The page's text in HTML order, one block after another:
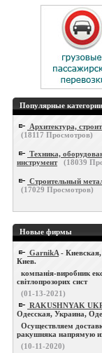
Популярные категории
Архитектура,
(18117 Просмотров)
Техника,
инструмент
(18039
Строительный
(17029 Просмотров)
Новые фирмы
GarnikA -
Киев.
компанія-виробник
світлопрозорих сист
(01-13-2021)
RAKUSHNYAK
Одесская, Украина,
Осуществляем
ракушняка напрямую
(10-11-2020)